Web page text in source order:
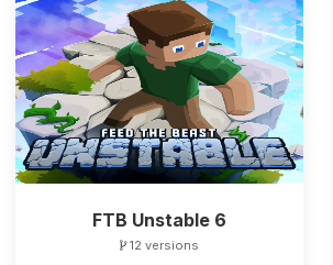
FTB Unstable 6
12 versions